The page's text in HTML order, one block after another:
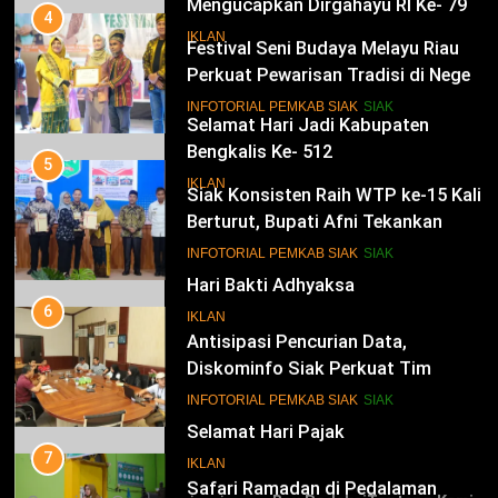
Mengucapkan Dirgahayu RI Ke- 79
IKLAN
14
Selamat Hari Jadi Kabupaten
Bengkalis Ke- 512
IKLAN
15
Hari Bakti Adhyaksa
IKLAN
16
Selamat Hari Pajak
IKLAN
4
Festival Seni Budaya Melayu Riau
Perkuat Pewarisan Tradisi di Negeri
5
Siak Konsisten Raih WTP ke-15 Kali
Berturut, Bupati Afni Tekankan
Penguatan Tata Kelola Keuangan
6
Antisipasi Pencurian Data,
Diskominfo Siak Perkuat Tim
SPBE
7
Safari Ramadan di Pedalaman